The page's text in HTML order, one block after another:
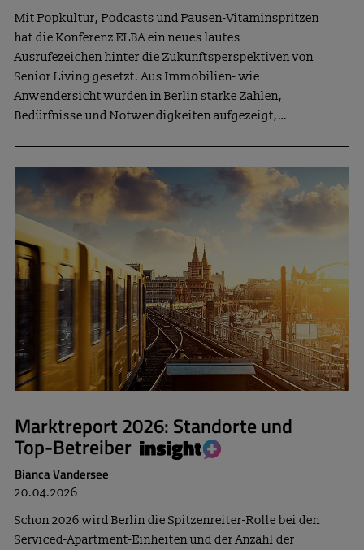
Mit Popkultur, Podcasts und Pausen-Vitaminspritzen
hat die Konferenz ELBA ein neues lautes
Ausrufezeichen hinter die Zukunftsperspektiven von
Senior Living gesetzt. Aus Immobilien- wie
Anwendersicht wurden in Berlin starke Zahlen,
Bedürfnisse und Notwendigkeiten aufgezeigt,…
Marktreport 2026: Standorte und
Top-Betreiber
Bianca Vandersee
20.04.2026
Schon 2026 wird Berlin die Spitzenreiter-Rolle bei den
Serviced-Apartment-Einheiten und der Anzahl der